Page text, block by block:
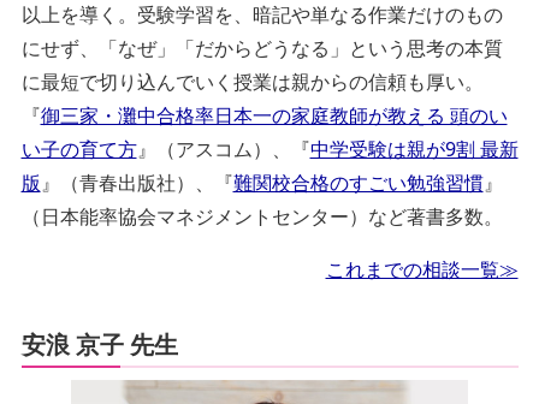
以上を導く。受験学習を、暗記や単なる作業だけのもの
にせず、「なぜ」「だからどうなる」という思考の本質
に最短で切り込んでいく授業は親からの信頼も厚い。
『御三家・灘中合格率日本一の家庭教師が教える 頭のい
い子の育て方』（アスコム）、『中学受験は親が9割 最新
版』（青春出版社）、『難関校合格のすごい勉強習慣』
（日本能率協会マネジメントセンター）など著書多数。
これまでの相談一覧≫
安浪 京子 先生